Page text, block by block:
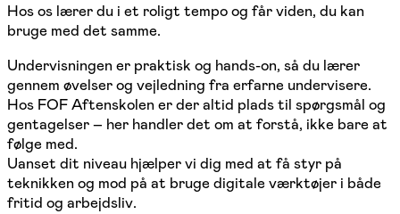
Hos os lærer du i et roligt tempo og får viden, du kan
bruge med det samme.
Undervisningen er praktisk og hands-on, så du lærer
gennem øvelser og vejledning fra erfarne undervisere.
Hos FOF Aftenskolen er der altid plads til spørgsmål og
gentagelser – her handler det om at forstå, ikke bare at
følge med.
Uanset dit niveau hjælper vi dig med at få styr på
teknikken og mod på at bruge digitale værktøjer i både
fritid og arbejdsliv.